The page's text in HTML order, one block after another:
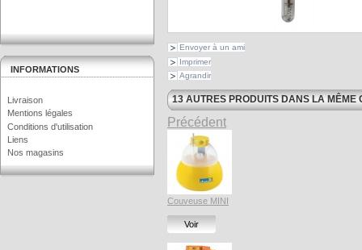
INFORMATIONS
Livraison
Mentions légales
Conditions d'utilisation
Liens
Nos magasins
Envoyer à un ami
Imprimer
Agrandir
13 AUTRES PRODUITS DANS LA MÊME
Précédent
Couveuse MINI
Voir